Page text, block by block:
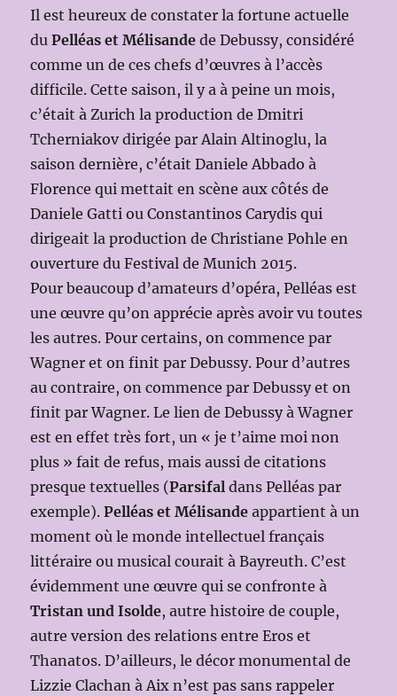
Il est heureux de constater la fortune actuelle
duPelléas et Mélisande de Debussy, considéré
comme un de ces chefs d’œuvres à l’accès
difficile. Cette saison, il y a à peine un mois,
c’était à Zurich la production de Dmitri
Tcherniakov dirigée par Alain Altinoglu, la
saison dernière, c’était Daniele Abbado à
Florence qui mettait en scène aux côtés de
Daniele Gatti ou Constantinos Carydis qui
dirigeait la production de Christiane Pohle en
ouverture du Festival de Munich 2015.
Pour beaucoup d’amateurs d’opéra, Pelléas est
une œuvre qu’on apprécie après avoir vu toutes
les autres. Pour certains, on commence par
Wagner et on finit par Debussy. Pour d’autres
au contraire, on commence par Debussy et on
finit par Wagner. Le lien de Debussy à Wagner
est en effet très fort, un « je t’aime moi non
plus » fait de refus, mais aussi de citations
presque textuelles (Parsifaldans Pelléas par
exemple).Pelléas et Mélisande appartient à un
moment où le monde intellectuel français
littéraire ou musical courait à Bayreuth. C’est
évidemment une œuvre qui se confronte à
Tristan und Isolde, autre histoire de couple,
autre version des relations entre Eros et
Thanatos. D’ailleurs, le décor monumental de
Lizzie Clachan à Aix n’est pas sans rappeler